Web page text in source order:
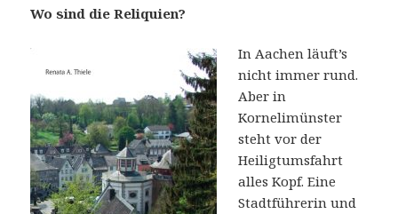
Wo sind die Reliquien?
In Aachen läuft’s
nicht immer rund.
Aber in
Kornelimünster
steht vor der
Heiligtumsfahrt
alles Kopf. Eine
Stadtführerin und